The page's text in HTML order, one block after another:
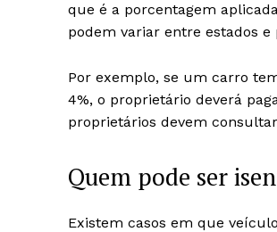
que é a porcentagem
podem variar entre estados
Por exemplo, se um carro
4%, o proprietário deverá
proprietários devem
Quem pode ser
Existem casos em que